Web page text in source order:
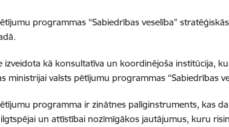
programmas “Sabiedrības veselība”
izveidota kā konsultatīva un koordinējoša institūcija,
ministrijai valsts pētījumu programmas “Sabiedrības
programma ir zinātnes palīginstruments, kas
ilgtspējai un attīstībai nozīmīgākos jautājumus, kuru